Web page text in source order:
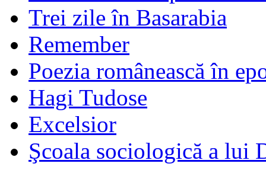
Trei zile în Basarabia
Remember
Poezia românească în
Hagi Tudose
Excelsior
Şcoala sociologică a lui